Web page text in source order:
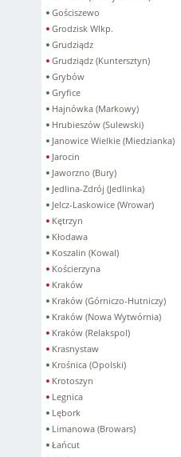
Gościszewo
Grodzisk Wlkp.
Grudziądz
Grudziądz (Kuntersztyn)
Grybów
Gryfice
Hajnówka (Markowy)
Hrubieszów (Sulewski)
Janowice Wielkie (Miedzianka)
Jarocin
Jaworzno (Bury)
Jedlina-Zdrój (Jedlinka)
Jelcz-Laskowice (Wrowar)
Kętrzyn
Kłodawa
Koszalin (Kowal)
Kościerzyna
Kraków
Kraków (Górniczo-Hutniczy)
Kraków (Nowa Wytwórnia)
Kraków (Relakspol)
Krasnystaw
Krośnica (Opolski)
Krotoszyn
Legnica
Lębork
Limanowa (Browars)
Łańcut